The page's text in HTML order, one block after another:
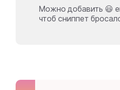
Можно добавить 😃
чтоб сниппет